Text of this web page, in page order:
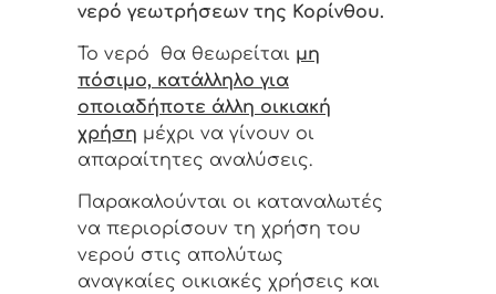
νερό γεωτρήσεων της Κορίνθου.
Το νερό θα θεωρείται μη
πόσιμο, κατάλληλο για
οποιαδήποτε άλλη οικιακή
χρήση μέχρι να γίνουν οι
απαραίτητες αναλύσεις.
Παρακαλούνται οι καταναλωτές
να περιορίσουν τη χρήση του
νερού στις απολύτως
αναγκαίες οικιακές χρήσεις και